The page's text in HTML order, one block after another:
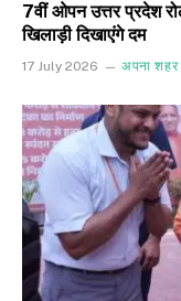
7वीं ओपन उत्तर प्रदेश
खिलाड़ी दिखाएंगे दम
17 July 2026 अपना शहर